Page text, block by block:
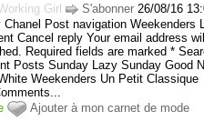
Girl S'abonner 26/08/16
Chanel Post navigation Weekenders
Cancel reply Your email address
Required fields are marked *
Posts Sunday Lazy Sunday Good
Weekenders Un Petit Classique
Ajouter à mon carnet de mode